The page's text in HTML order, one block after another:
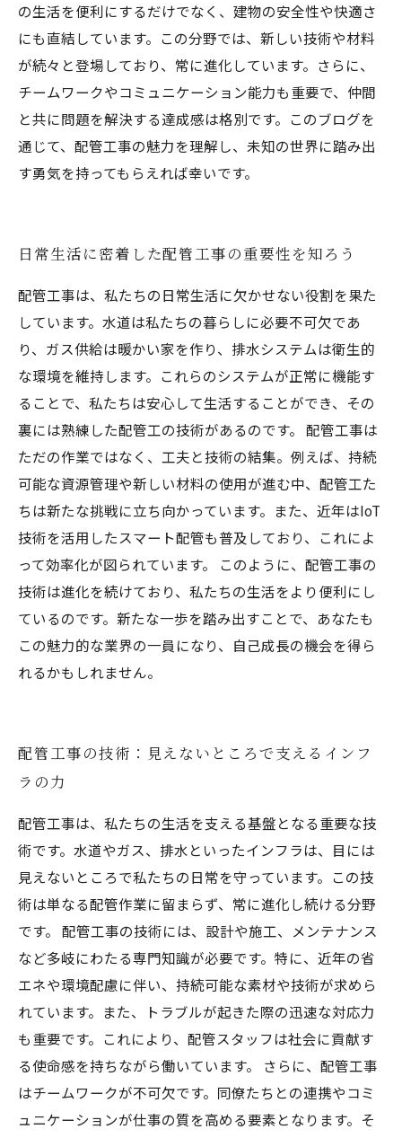
の生活を便利にするだけでなく、建物の安全性や快適さ
にも直結しています。この分野では、新しい技術や材料
が続々と登場しており、常に進化しています。さらに、
チームワークやコミュニケーション能力も重要で、仲間
と共に問題を解決する達成感は格別です。このブログを
通じて、配管工事の魅力を理解し、未知の世界に踏み出
す勇気を持ってもらえれば幸いです。
日常生活に密着した配管工事の重要性を知ろう
配管工事は、私たちの日常生活に欠かせない役割を果た
しています。水道は私たちの暮らしに必要不可欠であ
り、ガス供給は暖かい家を作り、排水システムは衛生的
な環境を維持します。これらのシステムが正常に機能す
ることで、私たちは安心して生活することができ、その
裏には熟練した配管工の技術があるのです。 配管工事は
ただの作業ではなく、工夫と技術の結集。例えば、持続
可能な資源管理や新しい材料の使用が進む中、配管工た
ちは新たな挑戦に立ち向かっています。また、近年はIoT
技術を活用したスマート配管も普及しており、これによ
って効率化が図られています。 このように、配管工事の
技術は進化を続けており、私たちの生活をより便利にし
ているのです。新たな一歩を踏み出すことで、あなたも
この魅力的な業界の一員になり、自己成長の機会を得ら
れるかもしれません。
配管工事の技術：見えないところで支えるインフ
ラの力
配管工事は、私たちの生活を支える基盤となる重要な技
術です。水道やガス、排水といったインフラは、目には
見えないところで私たちの日常を守っています。この技
術は単なる配管作業に留まらず、常に進化し続ける分野
です。 配管工事の技術には、設計や施工、メンテナンス
など多岐にわたる専門知識が必要です。特に、近年の省
エネや環境配慮に伴い、持続可能な素材や技術が求めら
れています。また、トラブルが起きた際の迅速な対応力
も重要です。これにより、配管スタッフは社会に貢献す
る使命感を持ちながら働いています。 さらに、配管工事
はチームワークが不可欠です。同僚たちとの連携やコミ
ュニケーションが仕事の質を高める要素となります。そ